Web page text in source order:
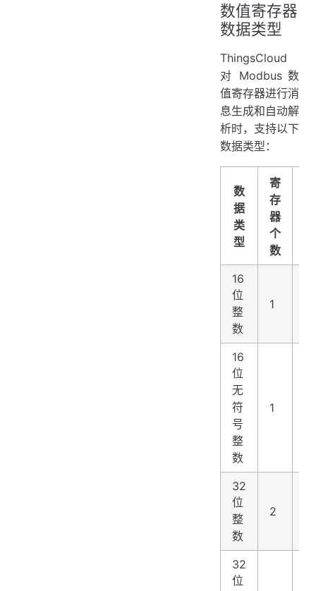
数值寄存器
数据类型
ThingsCloud
对 Modbus 数
值寄存器进行消
息生成和自动解
析时，支持以下
数据类型：
数
据
类
型
寄
存
器
个
数
16
位
整
数
1
16
位
无
符
号
整
数
1
32
位
整
数
2
32
位